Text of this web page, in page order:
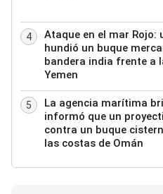
4
Ataque en el mar Rojo:
hundió un buque
bandera india frente a
Yemen
5
La agencia marítima
informó que un
contra un buque
las costas de Omán